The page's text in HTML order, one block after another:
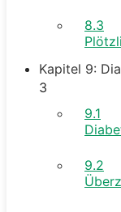
8.3
Kapitel 9:
3
9.1
9.2